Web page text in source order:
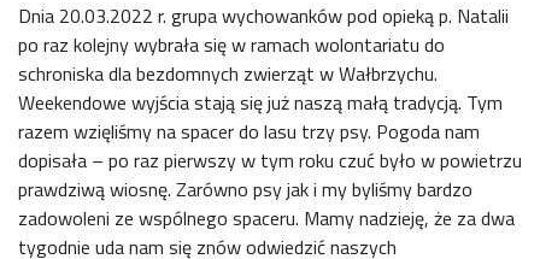
Dnia 20.03.2022 r. grupa wychowanków pod opieką p. Natalii
po raz kolejny wybrała się w ramach wolontariatu do
schroniska dla bezdomnych zwierząt w Wałbrzychu.
Weekendowe wyjścia stają się już naszą małą tradycją. Tym
razem wzięliśmy na spacer do lasu trzy psy. Pogoda nam
dopisała – po raz pierwszy w tym roku czuć było w powietrzu
prawdziwą wiosnę. Zarówno psy jak i my byliśmy bardzo
zadowoleni ze wspólnego spaceru. Mamy nadzieję, że za dwa
tygodnie uda nam się znów odwiedzić naszych